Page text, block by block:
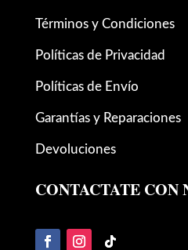
Términos y Condiciones
Políticas de Privacidad
Políticas de Envío
Garantías y Reparaciones
Devoluciones
CONTACTATE CON